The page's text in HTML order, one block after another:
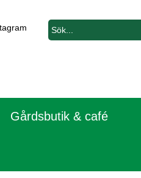
Gårdsbutik & café